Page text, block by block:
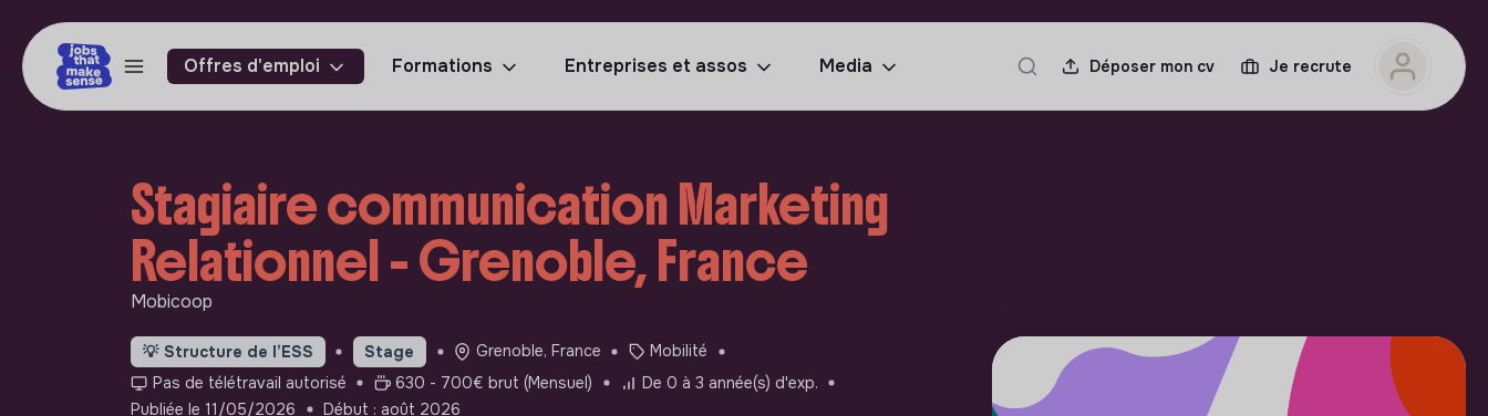
Offres d'emploi Formations Entreprises et assos Media Déposer mon cv Je recrute
Stagiaire communication Marketing
Relationnel - Grenoble, France
Mobicoop
💡 Structure de l’ESS Stage Grenoble, France
Mobilité
Pas de télétravail autorisé
630 - 700€ brut (Mensuel)
De 0 à 3 année(s) d'exp.
Publiée le 11/05/2026
Début : août 2026